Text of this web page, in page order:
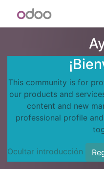
This community is for
our products and
content and new
professional profile
Ocultar introducción